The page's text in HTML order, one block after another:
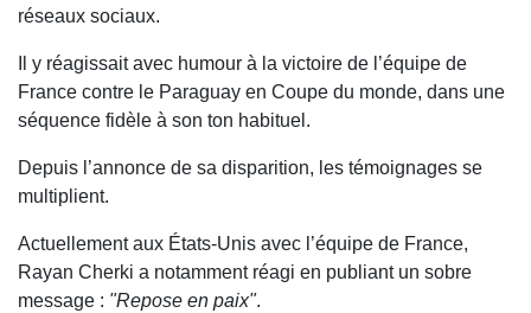
réseaux sociaux.
Il y réagissait avec humour à la victoire de l’équipe de
France contre le Paraguay en Coupe du monde, dans une
séquence fidèle à son ton habituel.
Depuis l’annonce de sa disparition, les témoignages se
multiplient.
Actuellement aux États-Unis avec l’équipe de France,
Rayan Cherki a notamment réagi en publiant un sobre
message : "Repose en paix".